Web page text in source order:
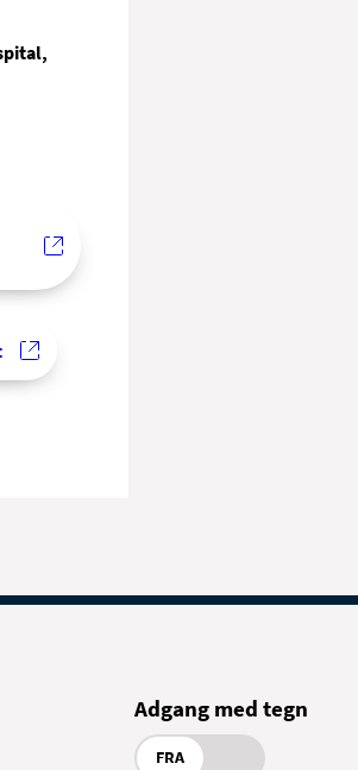
Adgang med tegn
FRA